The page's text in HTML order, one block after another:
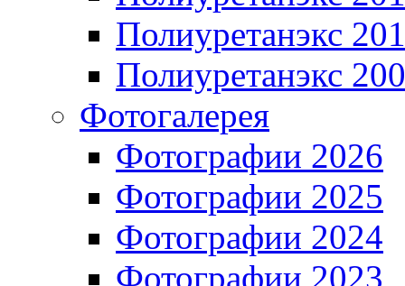
Полиуретанэкс
Полиуретанэкс
Фотогалерея
Фотографии 2026
Фотографии 2025
Фотографии 2024
Фотографии 2023